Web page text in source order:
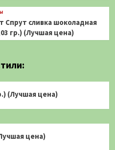
Спрут сливка шоколадная
гр.) (Лучшая цена)
(Лучшая цена)
цена)